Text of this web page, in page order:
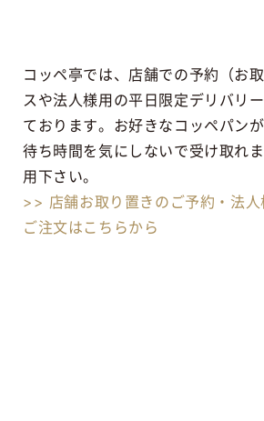
コッペ亭では、店舗での予約（お
スや法人様用の平日限定デリバリ
ております。お好きなコッペパン
待ち時間を気にしないで受け取れ
用下さい。
>> 店舗お取り置きのご予約・法人
ご注文はこちらから